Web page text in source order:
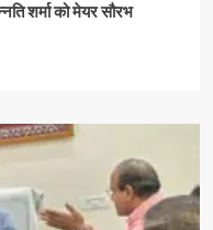
शर्मा को मेयर सौरभ